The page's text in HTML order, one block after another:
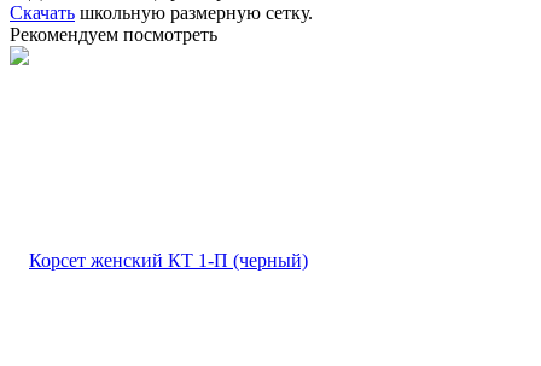
Скачать школьную размерную сетку.
Рекомендуем посмотреть